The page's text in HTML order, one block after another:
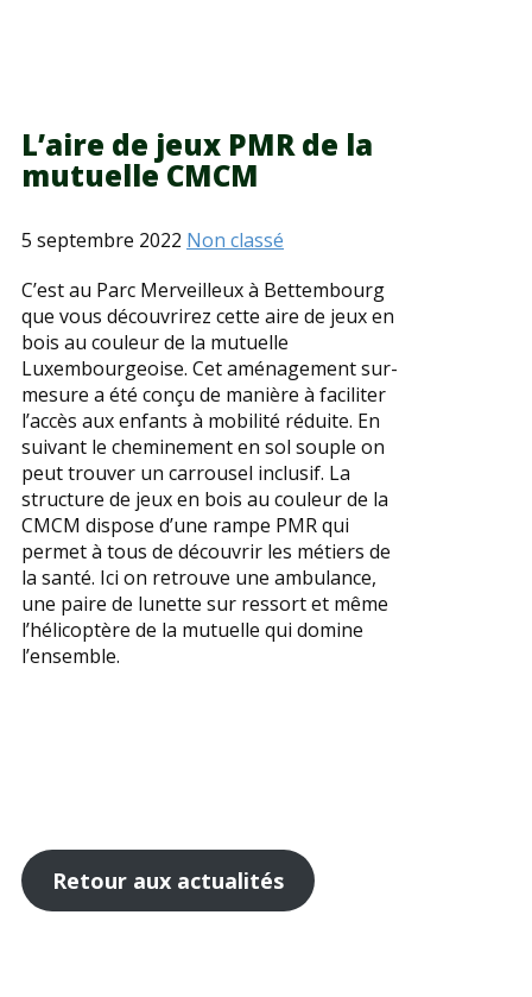
L’aire de jeux PMR de la
mutuelle CMCM
5 septembre 2022 Non classé
C’est au Parc Merveilleux à Bettembourg
que vous découvrirez cette aire de jeux en
bois au couleur de la mutuelle
Luxembourgeoise. Cet aménagement sur-
mesure a été conçu de manière à faciliter
l’accès aux enfants à mobilité réduite. En
suivant le cheminement en sol souple on
peut trouver un carrousel inclusif. La
structure de jeux en bois au couleur de la
CMCM dispose d’une rampe PMR qui
permet à tous de découvrir les métiers de
la santé. Ici on retrouve une ambulance,
une paire de lunette sur ressort et même
l’hélicoptère de la mutuelle qui domine
l’ensemble.
Retour aux actualités